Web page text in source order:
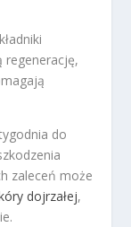
regenerację,
do
zaleceń może
dojrzałej,